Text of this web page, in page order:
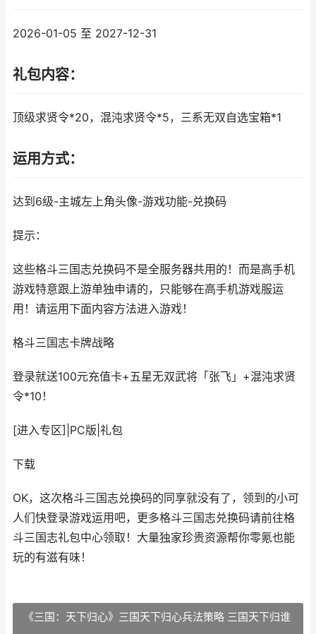
2026-01-05 至 2027-12-31
礼包内容：
顶级求贤令*20，混沌求贤令*5，三系无双自选宝箱*1
运用方式：
达到6级-主城左上角头像-游戏功能-兑换码
提示：
这些格斗三国志兑换码不是全服务器共用的！而是高手机
游戏特意跟上游单独申请的，只能够在高手机游戏服运
用！请运用下面内容方法进入游戏！
格斗三国志卡牌战略
登录就送100元充值卡+五星无双武将「张飞」+混沌求贤
令*10！
[进入专区] PC版 礼包
下载
OK，这次格斗三国志兑换码的同享就没有了，领到的小可
人们快登录游戏运用吧，更多格斗三国志兑换码请前往格
斗三国志礼包中心领取！大量独家珍贵资源帮你零氪也能
玩的有滋有味！
《三国：天下归心》三国天下归心兵法策略 三国天下归谁